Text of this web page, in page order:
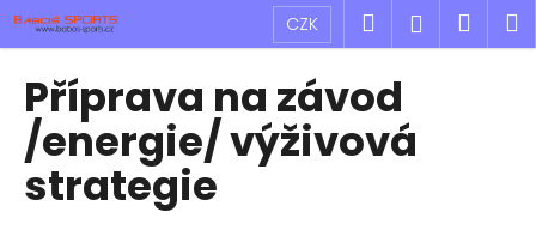
Přejít
obsah
CZK Hledat
Příprava na závod
/energie/ výživová
strategie
K
o
C
o
p